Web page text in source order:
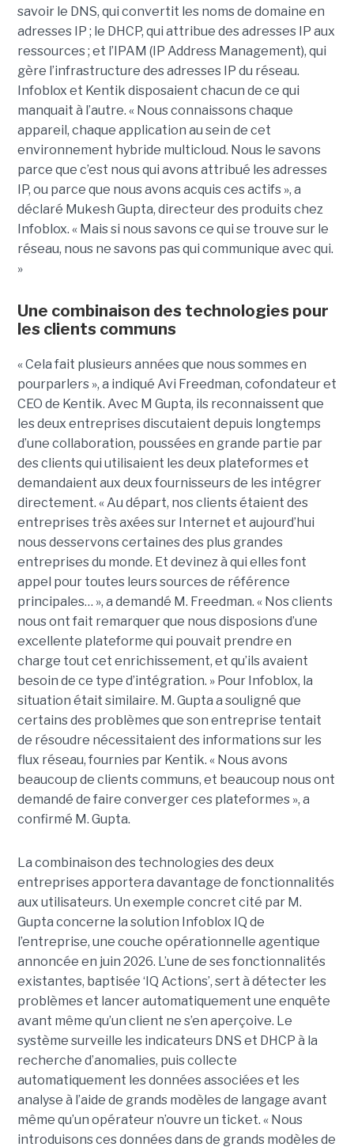
savoir le DNS, qui convertit les noms de domaine en
adresses IP ; le DHCP, qui attribue des adresses IP aux
ressources ; et l’IPAM (IP Address Management), qui
gère l’infrastructure des adresses IP du réseau.
Infoblox et Kentik disposaient chacun de ce qui
manquait à l’autre. « Nous connaissons chaque
appareil, chaque application au sein de cet
environnement hybride multicloud. Nous le savons
parce que c’est nous qui avons attribué les adresses
IP, ou parce que nous avons acquis ces actifs », a
déclaré Mukesh Gupta, directeur des produits chez
Infoblox. « Mais si nous savons ce qui se trouve sur le
réseau, nous ne savons pas qui communique avec qui.
»
Une combinaison des technologies pour
les clients communs
« Cela fait plusieurs années que nous sommes en
pourparlers », a indiqué Avi Freedman, cofondateur et
CEO de Kentik. Avec M Gupta, ils reconnaissent que
les deux entreprises discutaient depuis longtemps
d’une collaboration, poussées en grande partie par
des clients qui utilisaient les deux plateformes et
demandaient aux deux fournisseurs de les intégrer
directement. « Au départ, nos clients étaient des
entreprises très axées sur Internet et aujourd’hui
nous desservons certaines des plus grandes
entreprises du monde. Et devinez à qui elles font
appel pour toutes leurs sources de référence
principales… », a demandé M. Freedman. « Nos clients
nous ont fait remarquer que nous disposions d’une
excellente plateforme qui pouvait prendre en
charge tout cet enrichissement, et qu’ils avaient
besoin de ce type d’intégration. » Pour Infoblox, la
situation était similaire. M. Gupta a souligné que
certains des problèmes que son entreprise tentait
de résoudre nécessitaient des informations sur les
flux réseau, fournies par Kentik. « Nous avons
beaucoup de clients communs, et beaucoup nous ont
demandé de faire converger ces plateformes », a
confirmé M. Gupta.
La combinaison des technologies des deux
entreprises apportera davantage de fonctionnalités
aux utilisateurs. Un exemple concret cité par M.
Gupta concerne la solution Infoblox IQ de
l’entreprise, une couche opérationnelle agentique
annoncée en juin 2026. L’une de ses fonctionnalités
existantes, baptisée ‘IQ Actions’, sert à détecter les
problèmes et lancer automatiquement une enquête
avant même qu’un client ne s’en aperçoive. Le
système surveille les indicateurs DNS et DHCP à la
recherche d’anomalies, puis collecte
automatiquement les données associées et les
analyse à l’aide de grands modèles de langage avant
même qu’un opérateur n’ouvre un ticket. « Nous
introduisons ces données dans de grands modèles de